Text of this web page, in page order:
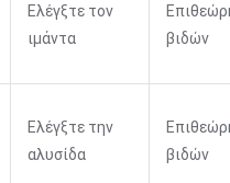
Ελέγξτε τον
ιμάντα
βιδών
Ελέγξτε την
αλυσίδα
βιδών